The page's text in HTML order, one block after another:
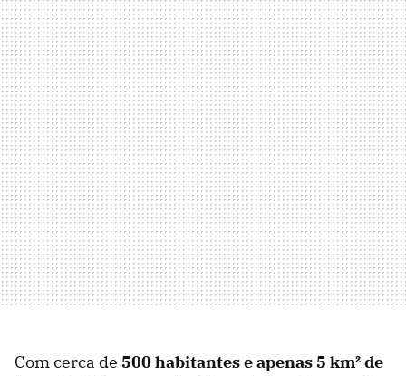
Com cerca de 500 habitantes e apenas 5 km² de